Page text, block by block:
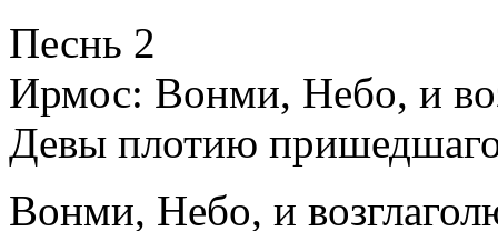
Песнь 2
Ирмос: Вонми, Небо, и
Девы плотию
Вонми, Небо, и